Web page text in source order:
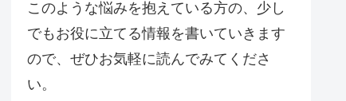
このような悩みを抱えている方の、少し
でもお役に立てる情報を書いていきます
ので、ぜひお気軽に読んでみてくださ
い。